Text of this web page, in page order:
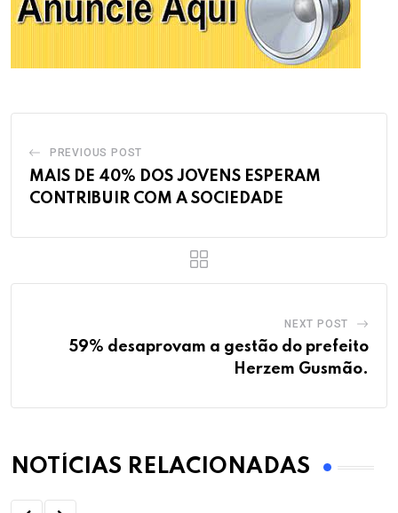
PREVIOUS POST
MAIS DE 40% DOS JOVENS ESPERAM
CONTRIBUIR COM A SOCIEDADE
NEXT POST
59% desaprovam a gestão do prefeito
Herzem Gusmão.
NOTÍCIAS RELACIONADAS